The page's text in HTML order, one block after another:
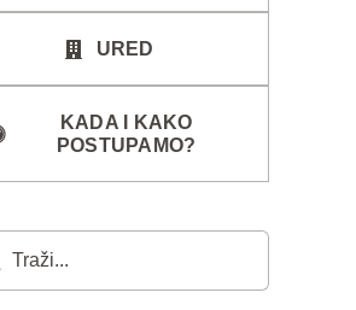
URED
KADA I KAKO
POSTUPAMO?